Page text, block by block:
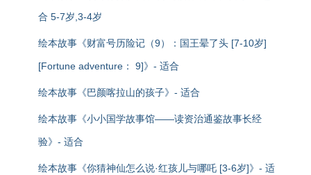
合 5-7岁,3-4岁
绘本故事《财富号历险记（9）：国王晕了头 [7-10岁]
[Fortune adventure： 9]》- 适合
绘本故事《巴颜喀拉山的孩子》- 适合
绘本故事《小小国学故事馆——读资治通鉴故事长经
验》- 适合
绘本故事《你猜神仙怎么说·红孩儿与哪吒 [3-6岁]》- 适